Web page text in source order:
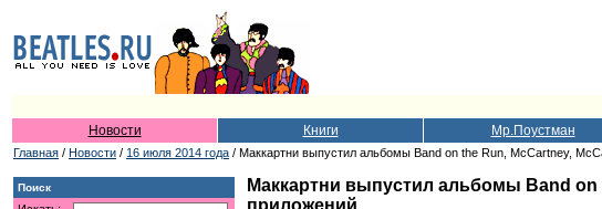
Новости Книги Мр.Поустман
Главная / Новости / 16 июля 2014 года / Маккартни выпустил альбомы Band on the Run, McCartney,
Поиск
Маккартни выпустил альбомы Band on
приложений